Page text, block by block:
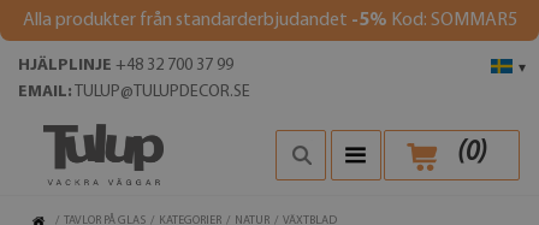
Alla produkter från standarderbjudandet -5% Kod: SOMMAR5
▾
HJÄLPLINJE +48 32 700 37 99
EMAIL: TULUP@TULUPDECOR.SE
(0)
/ TAVLOR PÅ GLAS / KATEGORIER / NATUR / VÄXTBLAD